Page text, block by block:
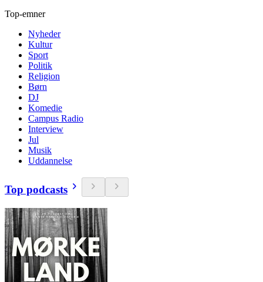
Top-emner
Nyheder
Kultur
Sport
Politik
Religion
Børn
DJ
Komedie
Campus Radio
Interview
Jul
Musik
Uddannelse
Top podcasts